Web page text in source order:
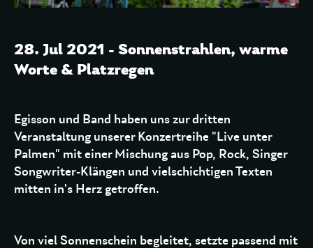
28. Jul 2021 - Sonnenstrahlen, warme
Worte & Platzregen
Egisson und Band haben uns zur dritten
Veranstaltung unserer Konzertreihe "Live unter
Palmen" mit einer Mischung aus Pop, Rock, Singer
Songwriter-Klängen und vielschichtigen Texten
mitten in's Herz getroffen.
Von viel Sonnenschein begleitet, setzte passend mit